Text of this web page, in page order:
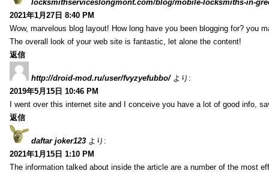
locksmithserviceslongmont.com/blog/mobile-locksmiths-in-
2021年1月27日 8:40 PM
Wow, marvelous blog layout! How long have you been blogging for? you
The overall look of your web site is fantastic, let alone the content!
返信
http://droid-mod.ru/user/fvyzyefubbo/ より:
2019年5月15日 10:46 PM
I went over this internet site and I conceive you have a lot of good info,
返信
daftar joker123 より:
2021年1月15日 1:10 PM
The information talked about inside the article are a number of the most